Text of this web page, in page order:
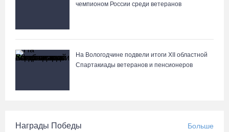
чемпионом России среди ветеранов
На Вологодчине подвели итоги XII областной
Спартакиады ветеранов и пенсионеров
Награды Победы Больше